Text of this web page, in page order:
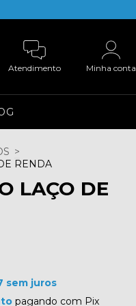
Atendimento Minha conta
>
RENDA
LAÇO DE
sem juros
pagando com Pix